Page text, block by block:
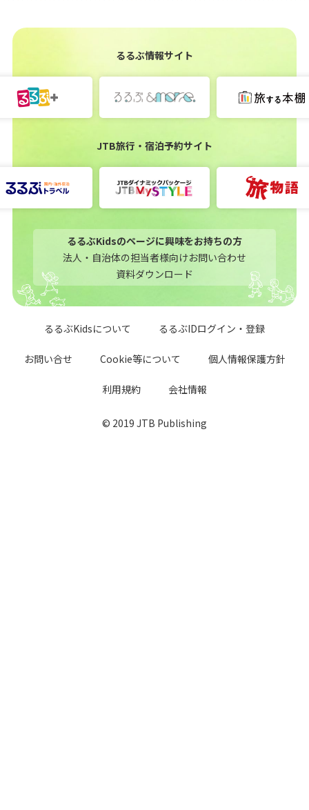
るるぶ情報サイト
JTB旅行・宿泊予約サイト
るるぶKidsのページに興味をお持ちの方
法人・自治体の担当者様向けお問い合わせ
資料ダウンロード
るるぶKidsについて るるぶIDログイン・登録
お問い合せ Cookie等について 個人情報保護方針
利用規約 会社情報
© 2019 JTB Publishing